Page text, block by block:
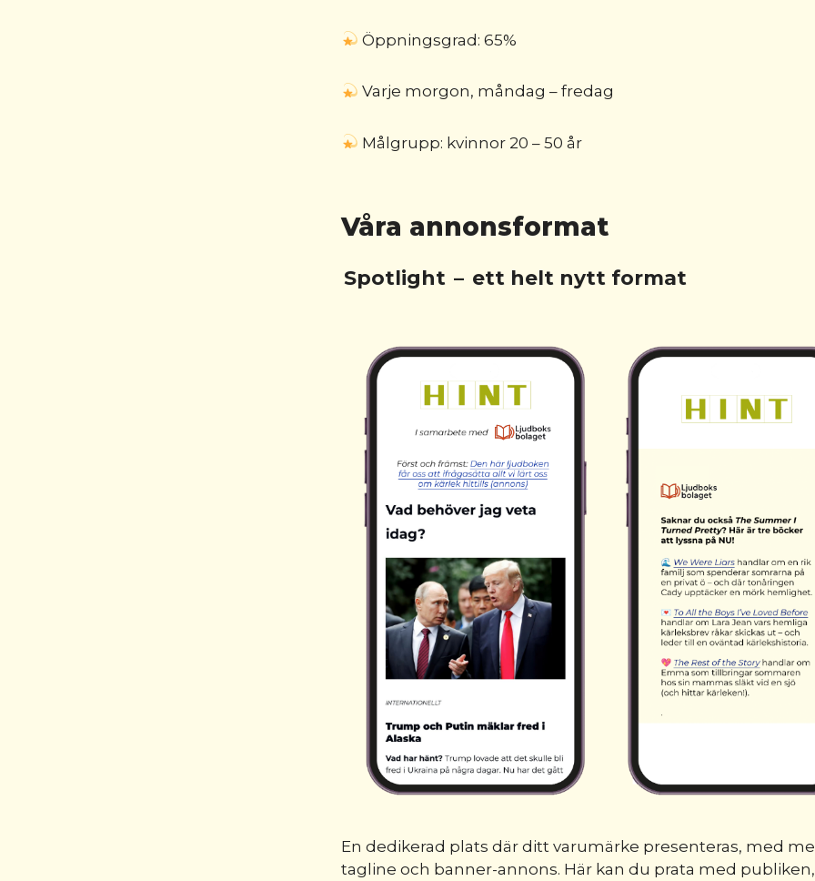
Öppningsgrad: 65%
Varje morgon, måndag – fredag
Målgrupp: kvinnor 20 – 50 år
Våra annonsformat
Spotlight – ett helt nytt format
En dedikerad plats där ditt varumärke presenteras, med
tagline och banner-annons. Här kan du prata med